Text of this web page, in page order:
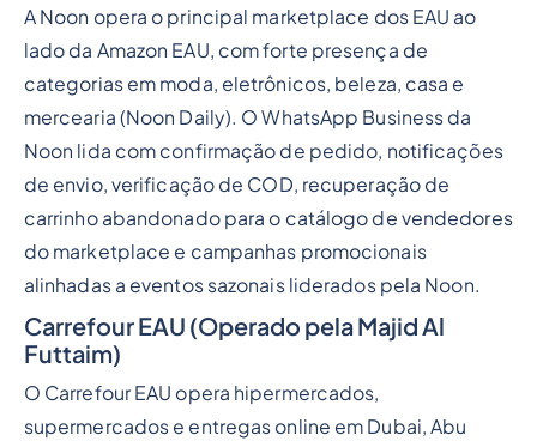
A Noon opera o principal marketplace dos EAU ao
lado da Amazon EAU, com forte presença de
categorias em moda, eletrônicos, beleza, casa e
mercearia (Noon Daily). O WhatsApp Business da
Noon lida com confirmação de pedido, notificações
de envio, verificação de COD, recuperação de
carrinho abandonado para o catálogo de vendedores
do marketplace e campanhas promocionais
alinhadas a eventos sazonais liderados pela Noon.
Carrefour EAU (Operado pela Majid Al
Futtaim)
O Carrefour EAU opera hipermercados,
supermercados e entregas online em Dubai, Abu